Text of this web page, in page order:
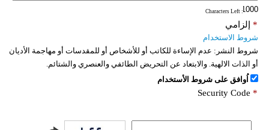
: Characters Left
إلزامي *
شروط الاستخدام
شروط النشر: عدم الإساءة للكاتب أو للأشخاص أو للمقدسات أو مهاجمة الأديان
أو الذات الالهية. والابتعاد عن التحريض الطائفي والعنصري والشتائم.
اُوافق على شروط الأستخدام
Security Code *